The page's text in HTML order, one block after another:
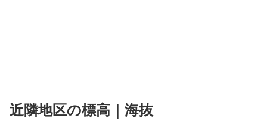
近隣地区の標高｜海抜